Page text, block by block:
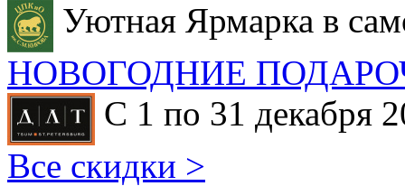
Уютная Ярмарка в
НОВОГОДНИЕ
С 1 по 31 декабря
Все скидки >